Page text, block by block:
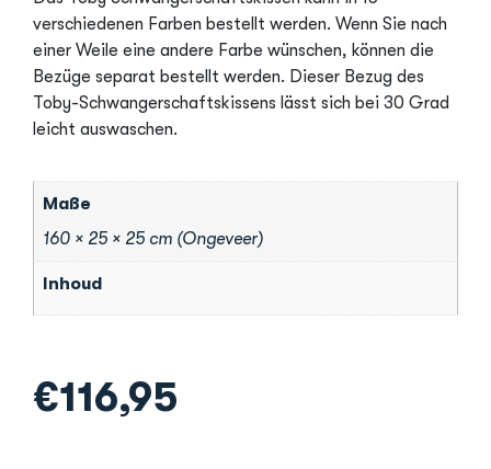
verschiedenen Farben bestellt werden. Wenn Sie nach
einer Weile eine andere Farbe wünschen, können die
Bezüge separat bestellt werden. Dieser Bezug des
Toby-Schwangerschaftskissens lässt sich bei 30 Grad
leicht auswaschen.
Maße
160 × 25 × 25 cm (Ongeveer)
Inhoud
€116,95